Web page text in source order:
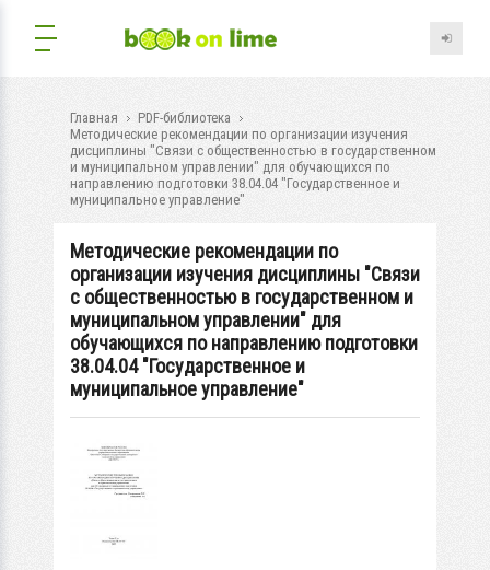
Главная
PDF-библиотека
Методические рекомендации по организации изучения
дисциплины "Связи с общественностью в государственном
и муниципальном управлении" для обучающихся по
направлению подготовки 38.04.04 "Государственное и
муниципальное управление"
Методические рекомендации по
организации изучения дисциплины "Связи
с общественностью в государственном и
муниципальном управлении" для
обучающихся по направлению подготовки
38.04.04 "Государственное и
муниципальное управление"